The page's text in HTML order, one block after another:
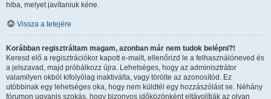
hiba, melyet javítaniuk kéne.
Vissza a tetejére
Korábban regisztráltam magam, azonban már nem tudok belépni?!
Keresd elő a regisztrációkor kapott e-mailt, ellenőrizd le a felhasználóneved és
a jelszavad, majd próbálkozz újra. Lehetséges, hogy az adminisztrátor
valamilyen okból kifolyólag inaktiválta, vagy törölte az azonosítód. Ez
utóbbinak egy lehetséges oka, hogy nem küldtél egy hozzászólást se. Néhány
fórumon ugyanis szokás, hogy bizonyos időközönként eltávolítják az olyan